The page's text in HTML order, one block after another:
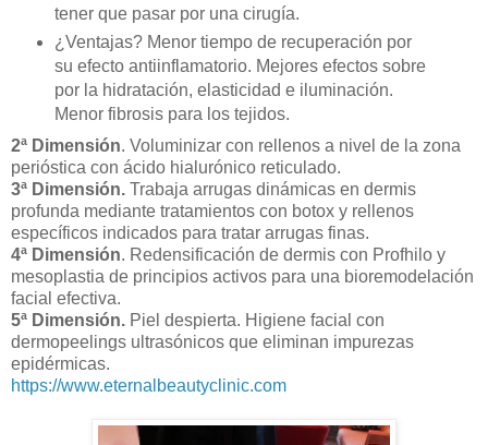
tener que pasar por una cirugía.
¿Ventajas? Menor tiempo de recuperación por
su efecto antiinflamatorio. Mejores efectos sobre
por la hidratación, elasticidad e iluminación.
Menor fibrosis para los tejidos.
2ª Dimensión. Voluminizar con rellenos a nivel de la zona
perióstica con ácido hialurónico reticulado.
3ª Dimensión. Trabaja arrugas dinámicas en dermis
profunda mediante tratamientos con botox y rellenos
específicos indicados para tratar arrugas finas.
4ª Dimensión. Redensificación de dermis con Profhilo y
mesoplastia de principios activos para una bioremodelación
facial efectiva.
5ª Dimensión. Piel despierta. Higiene facial con
dermopeelings ultrasónicos que eliminan impurezas
epidérmicas.
https://www.eternalbeautyclinic.com